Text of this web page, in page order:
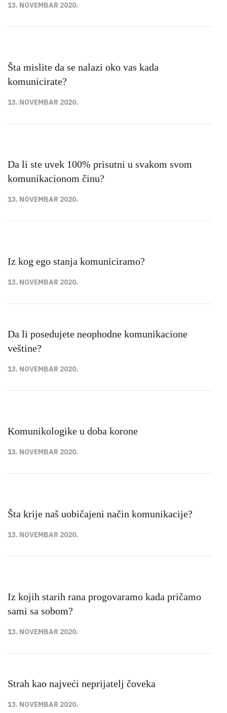
13. NOVEMBAR 2020.
Šta mislite da se nalazi oko vas kada
komunicirate?
13. NOVEMBAR 2020.
Da li ste uvek 100% prisutni u svakom svom
komunikacionom činu?
13. NOVEMBAR 2020.
Iz kog ego stanja komuniciramo?
13. NOVEMBAR 2020.
Da li posedujete neophodne komunikacione
veštine?
13. NOVEMBAR 2020.
Komunikologike u doba korone
13. NOVEMBAR 2020.
Šta krije naš uobičajeni način komunikacije?
13. NOVEMBAR 2020.
Iz kojih starih rana progovaramo kada pričamo
sami sa sobom?
13. NOVEMBAR 2020.
Strah kao najveći neprijatelj čoveka
13. NOVEMBAR 2020.